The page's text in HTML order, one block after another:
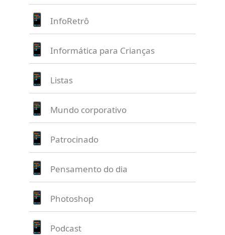
InfoRetrô
Informática para Crianças
Listas
Mundo corporativo
Patrocinado
Pensamento do dia
Photoshop
Podcast